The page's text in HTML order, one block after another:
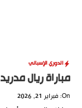
الدوري الإسباني
مباراة ريال
On: فبراير 21, 2026